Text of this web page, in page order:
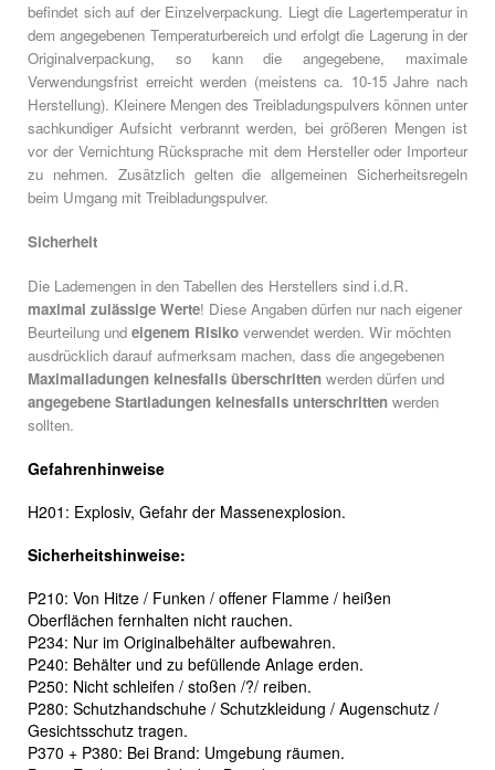
befindet sich auf der Einzelverpackung. Liegt die Lagertemperatur in
dem angegebenen Temperaturbereich und erfolgt die Lagerung in der
Originalverpackung, so kann die angegebene, maximale
Verwendungsfrist erreicht werden (meistens ca. 10-15 Jahre nach
Herstellung). Kleinere Mengen des Treibladungspulvers können unter
sachkundiger Aufsicht verbrannt werden, bei größeren Mengen ist
vor der Vernichtung Rücksprache mit dem Hersteller oder Importeur
zu nehmen. Zusätzlich gelten die allgemeinen Sicherheitsregeln
beim Umgang mit Treibladungspulver.
Sicherheit
Die Lademengen in den Tabellen des Herstellers sind i.d.R.
maximal zulässige Werte! Diese Angaben dürfen nur nach eigener
Beurteilung und eigenem Risiko verwendet werden. Wir möchten
ausdrücklich darauf aufmerksam machen, dass die angegebenen
Maximalladungen keinesfalls überschritten werden dürfen und
angegebene Startladungen keinesfalls unterschritten werden
sollten.
Gefahrenhinweise
H201: Explosiv, Gefahr der Massenexplosion.
Sicherheitshinweise:
P210: Von Hitze / Funken / offener Flamme / heißen
Oberflächen fernhalten nicht rauchen.
P234: Nur im Originalbehälter aufbewahren.
P240: Behälter und zu befüllende Anlage erden.
P250: Nicht schleifen / stoßen /?/ reiben.
P280: Schutzhandschuhe / Schutzkleidung / Augenschutz /
Gesichtsschutz tragen.
P370 + P380: Bei Brand: Umgebung räumen.